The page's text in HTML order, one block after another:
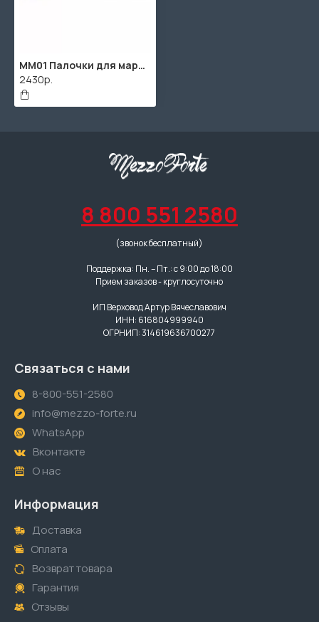
MM01 Палочки для маримбы Lutner
2430р.
8 800 551 2580
(звонок бесплатный)
Поддержка: Пн. – Пт.: с 9:00 до 18:00
Прием заказов - круглосуточно
ИП Верховод Артур Вячеславович
ИНН: 616804999940
ОГРНИП: 314619636700277
Связаться с нами
8-800-551-2580
info@mezzo-forte.ru
WhatsApp
Вконтакте
О нас
Информация
Доставка
Оплата
Возврат товара
Гарантия
Отзывы